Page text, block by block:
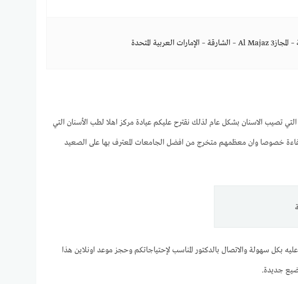
تصيب الاسنان بشكل عام لذلك نقترح عليكم عيادة مركز اهلا لطب الأسنان التي
خصوصا وان معظمهم متخرج من افضل الجامعات المعترف بها على الصعيد
بكل سهولة والاتصال بالدكتور المناسب لإحتياجاتكم وحجز موعد اونلاين هذا
جديدة.